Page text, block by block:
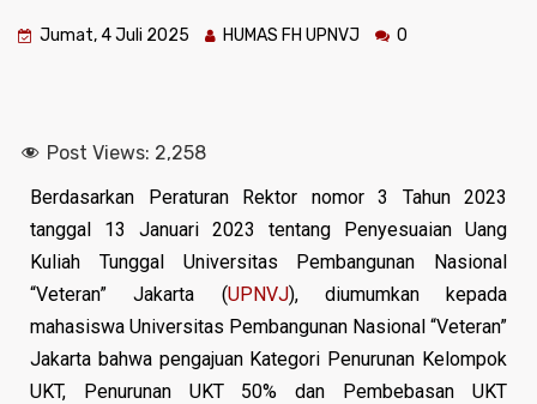
Jumat, 4 Juli 2025 HUMAS FH UPNVJ 0
Post Views: 2,258
Berdasarkan Peraturan Rektor nomor 3 Tahun 2023
tanggal 13 Januari 2023 tentang Penyesuaian Uang
Kuliah Tunggal Universitas Pembangunan Nasional
“Veteran” Jakarta (UPNVJ), diumumkan kepada
mahasiswa Universitas Pembangunan Nasional “Veteran”
Jakarta bahwa pengajuan Kategori Penurunan Kelompok
UKT, Penurunan UKT 50% dan Pembebasan UKT